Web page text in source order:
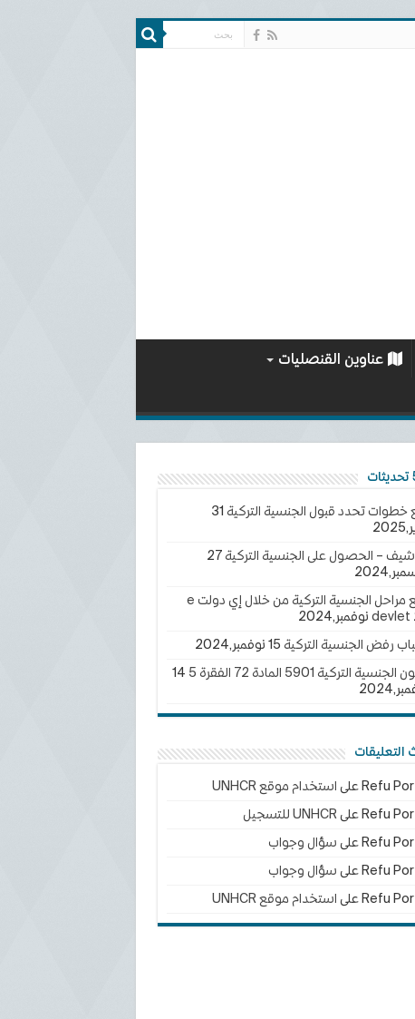
عناوين القنصليات
خطوات تحدد قبول الجنسية التركية 31
– الحصول على الجنسية التركية 27
تتبع مراحل الجنسية التركية من خلال إي دولت e
devlet
رفض الجنسية التركية 15 نوفمبر,2024
التركية 5901 المادة 72 الفقرة 5
14
التعليقات
Refu على استخدام موقع UNHCR
Refu علىUNHCR للتسجيل
Refu على سؤال وجواب
Refu على سؤال وجواب
Refu على استخدام موقع UNHCR